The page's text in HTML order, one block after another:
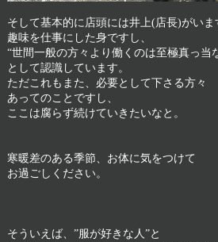
そして基本的に店頭には井上(店長)がいま
趣味を仕事にした身ですし、
“世間一般の方々より働くのは至極真っ当
として認識しています。
ただこれもまた、必要として下さる方々
あってのことですし、
ここは腐らず続けていきたいなと。
寒暖差のある季節、お体に気をつけて
お過ごしください。
そういえば、”服が好きな人”と